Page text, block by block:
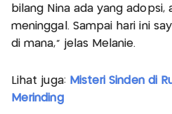
bilang Nina ada yang adopsi,
meninggal. Sampai hari ini
di mana," jelas Melanie.
Lihat juga: Misteri Sinden di
Merinding